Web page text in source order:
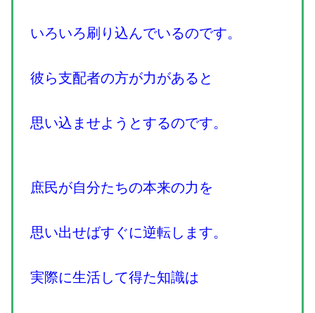
いろいろ刷り込んでいるのです。
彼ら支配者の方が力があると
思い込ませようとするのです。
庶民が自分たちの本来の力を
思い出せばすぐに逆転します。
実際に生活して得た知識は